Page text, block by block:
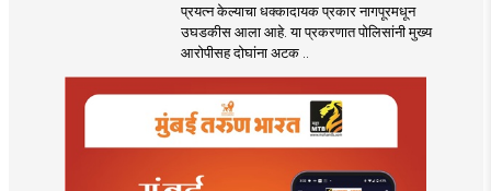
प्रयत्न केल्याचा धक्कादायक प्रकार नागपूरमधून
उघडकीस आला आहे. या प्रकरणात पोलिसांनी मुख्य
आरोपीसह दोघांना अटक ..